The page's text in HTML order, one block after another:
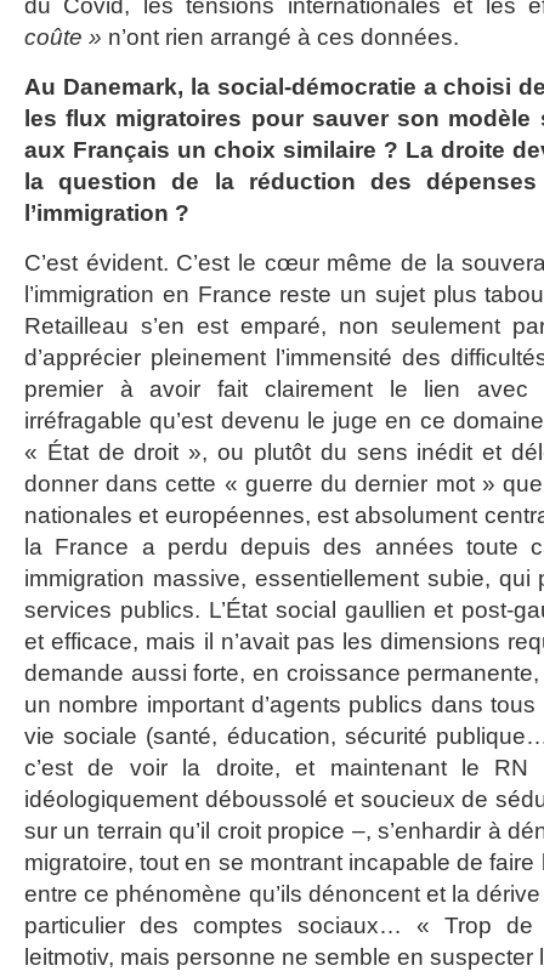
du Covid, les tensions internationales et les
coûte » n’ont rien arrangé à ces données.
Au Danemark, la social-démocratie a choisi
les flux migratoires pour sauver son modèle
aux Français un choix similaire ? La droite
la question de la réduction des
l’immigration ?
C’est évident. C’est le cœur même de la
l’immigration en France reste un sujet plus
Retailleau s’en est emparé, non seulement
d’apprécier pleinement l’immensité des
premier à avoir fait clairement le lien avec
irréfragable qu’est devenu le juge en ce
« État de droit », ou plutôt du sens inédit et
donner dans cette « guerre du dernier mot »
nationales et européennes, est absolument
la France a perdu depuis des années toute
immigration massive, essentiellement subie,
services publics. L’État social gaullien et post-
et efficace, mais il n’avait pas les dimensions
demande aussi forte, en croissance
un nombre important d’agents publics dans
vie sociale (santé, éducation, sécurité
c’est de voir la droite, et maintenant le RN
idéologiquement déboussolé et soucieux de
sur un terrain qu’il croit propice –, s’enhardir à
migratoire, tout en se montrant incapable de
entre ce phénomène qu’ils dénoncent et la
particulier des comptes sociaux… « Trop
leitmotiv, mais personne ne semble en suspecter